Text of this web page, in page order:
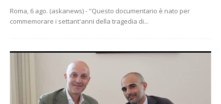
Roma, 6 ago. (askanews) - "Questo documentario è nato per
commemorare i settant'anni della tragedia di...